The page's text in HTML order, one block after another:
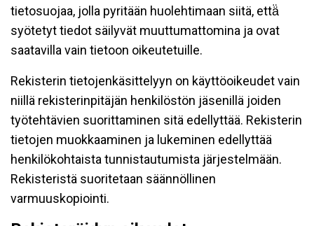
tietosuojaa, jolla pyritään huolehtimaan siitä, että̈
syötetyt tiedot säilyvät muuttumattomina ja ovat
saatavilla vain tietoon oikeutetuille.
Rekisterin tietojenkäsittelyyn on käyttöoikeudet vain
niillä rekisterinpitäjän henkilöstön jäsenillä joiden
työtehtävien suorittaminen sitä edellyttää. Rekisterin
tietojen muokkaaminen ja lukeminen edellyttää
henkilökohtaista tunnistautumista järjestelmään.
Rekisteristä suoritetaan säännöllinen
varmuuskopiointi.